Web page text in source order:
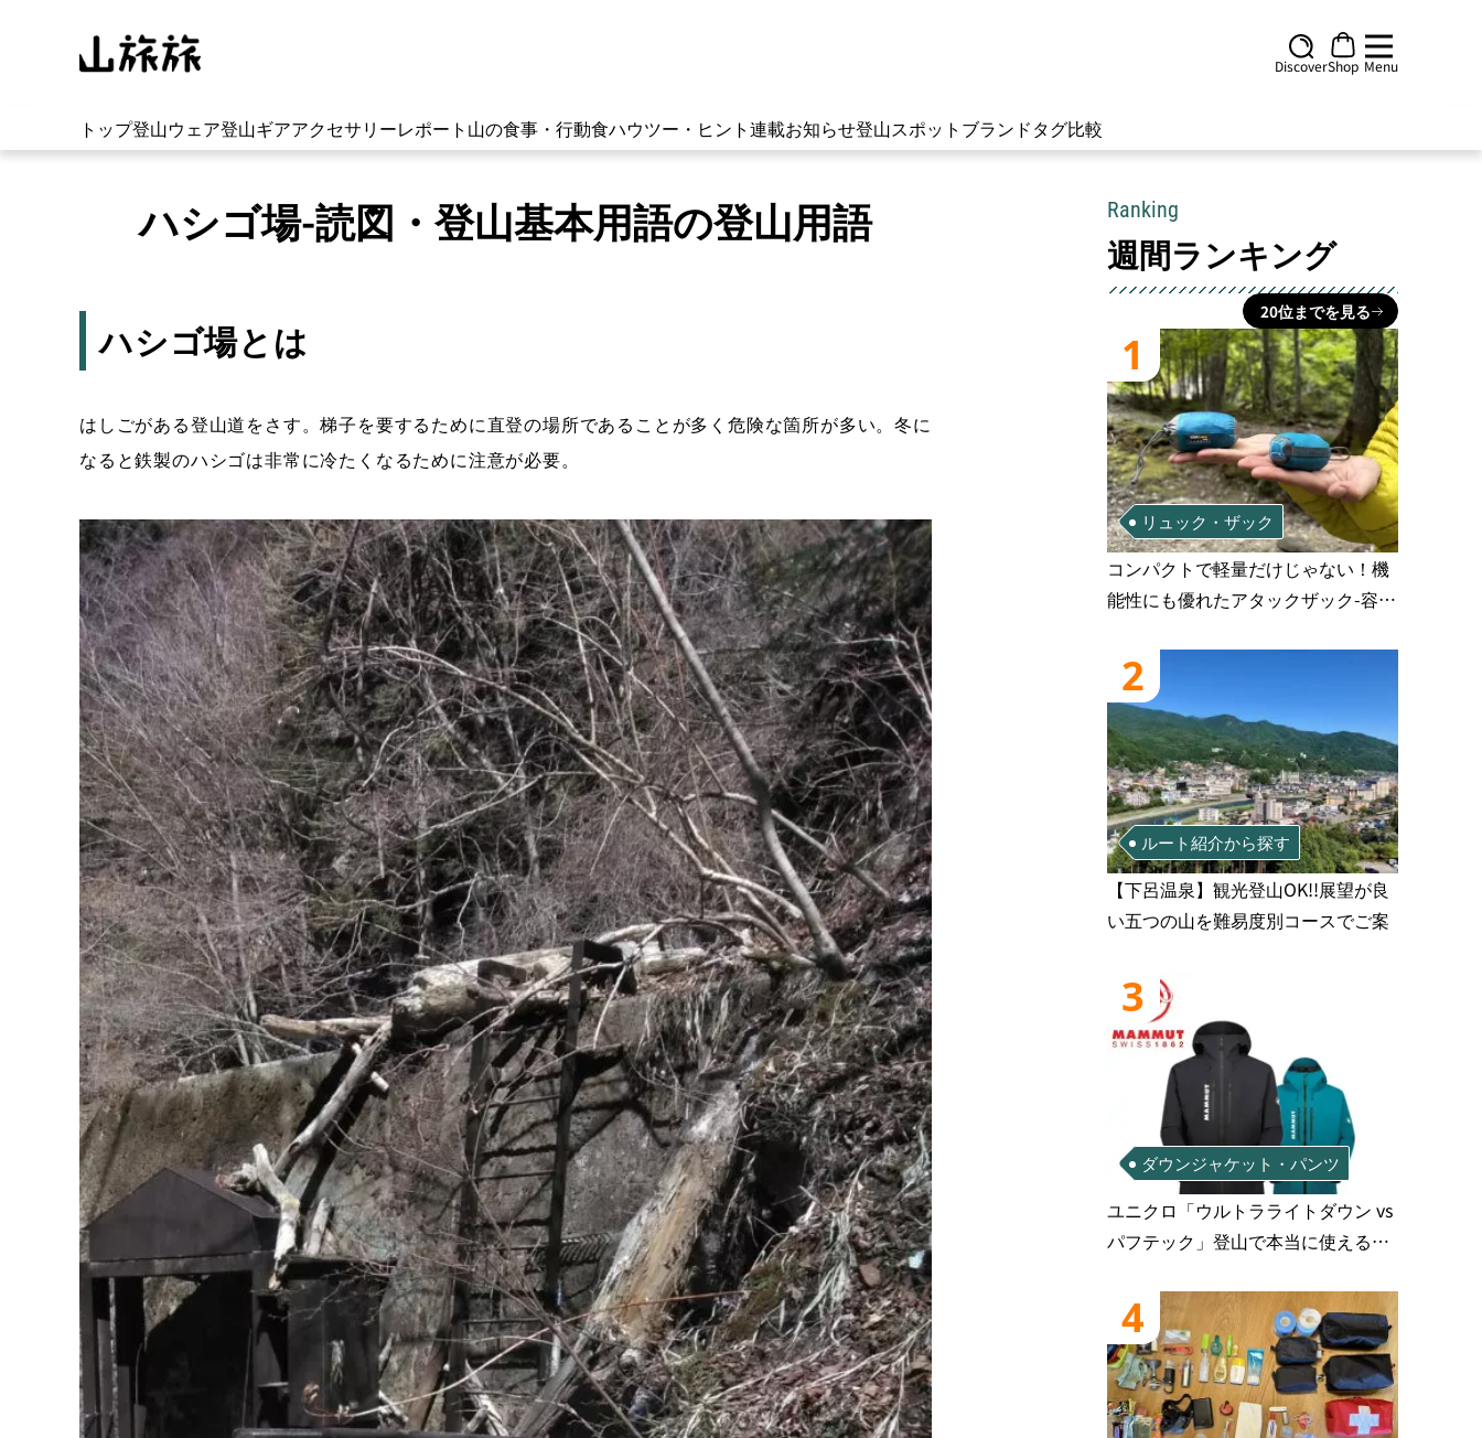
DiscoverShop Menu
トップ登山ウェア登山ギアアクセサリーレポート 山の食事・行動食ハウツー・ヒント連載お知らせ登山スポット ブランドタグ比較
ハシゴ場-読図・登山基本用語の登山用語
ハシゴ場とは
はしごがある登山道をさす。梯子を要するために直登の場所であることが多く危険な箇所が多い。冬に
なると鉄製のハシゴは非常に冷たくなるために注意が必要。
Ranking
週間ランキング
20位までを見る
1
リュック・ザック
コンパクトで軽量だけじゃない！機
能性にも優れたアタックザック-容量
2
ルート紹介から探す
【下呂温泉】観光登山OK!!展望が良
い五つの山を難易度別コースでご案
3
ダウンジャケット・パンツ
ユニクロ「ウルトラライトダウン vs
パフテック」登山で本当に使えるの
4